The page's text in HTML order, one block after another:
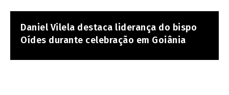
Daniel Vilela destaca liderança do bispo
Oídes durante celebração em Goiânia